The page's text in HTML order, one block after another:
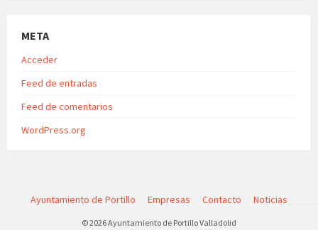
META
Acceder
Feed de entradas
Feed de comentarios
WordPress.org
Ayuntamiento de Portillo Empresas Contacto Noticias
© 2026 Ayuntamiento de Portillo Valladolid